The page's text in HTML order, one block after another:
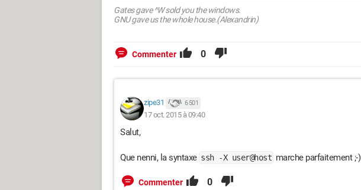
Gates gave ^W sold you the windows.
GNU gave us the whole house.(Alexandrin)
Commenter 0
zipe31 6 501
17 oct. 2015 à 09:40
Salut,
Que nenni, la syntaxe ssh -X user@host marche parfaitement ;-)
Commenter 0